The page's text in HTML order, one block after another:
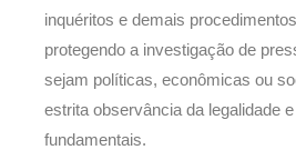
inquéritos e demais
protegendo a investigação de
sejam políticas, econômicas ou
estrita observância da legalidade
fundamentais.